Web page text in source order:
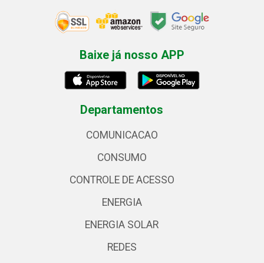
Baixe já nosso APP
Departamentos
COMUNICACAO
CONSUMO
CONTROLE DE ACESSO
ENERGIA
ENERGIA SOLAR
REDES